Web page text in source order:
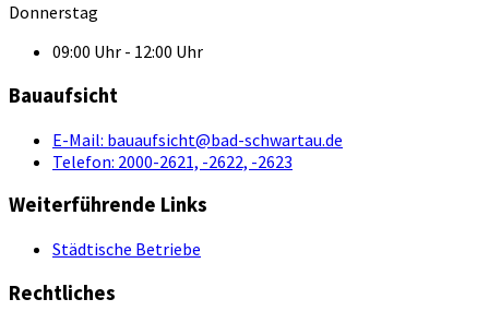
Donnerstag
09:00 Uhr - 12:00 Uhr
Bauaufsicht
E-Mail: bauaufsicht@bad-schwartau.de
Telefon: 2000-2621, -2622, -2623
Weiterführende Links
Städtische Betriebe
Rechtliches